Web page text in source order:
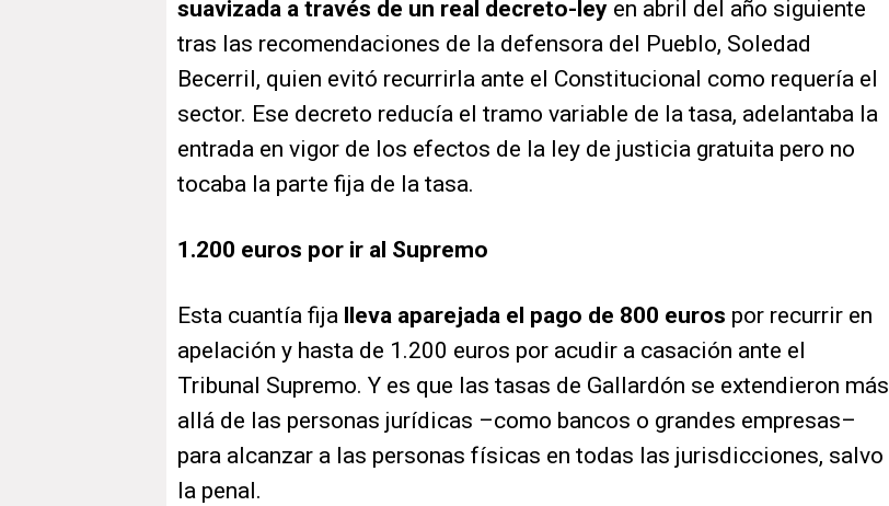
suavizada a través de un real decreto-ley en abril del año siguiente
tras las recomendaciones de la defensora del Pueblo, Soledad
Becerril, quien evitó recurrirla ante el Constitucional como requería el
sector. Ese decreto reducía el tramo variable de la tasa, adelantaba la
entrada en vigor de los efectos de la ley de justicia gratuita pero no
tocaba la parte fija de la tasa.
1.200 euros por ir al Supremo
Esta cuantía fija lleva aparejada el pago de 800 euros por recurrir en
apelación y hasta de 1.200 euros por acudir a casación ante el
Tribunal Supremo. Y es que las tasas de Gallardón se extendieron más
allá de las personas jurídicas –como bancos o grandes empresas–
para alcanzar a las personas físicas en todas las jurisdicciones, salvo
la penal.